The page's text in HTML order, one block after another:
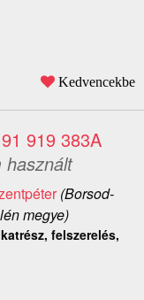
Kedvencekbe
919 383A
használt
(Borsod-
megye)
felszerelés,